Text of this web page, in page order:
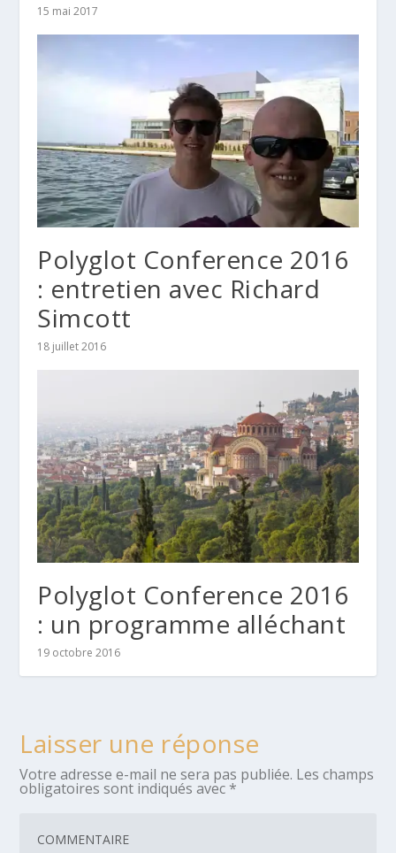
15 mai 2017
Polyglot Conference 2016
: entretien avec Richard
Simcott
18 juillet 2016
Polyglot Conference 2016
: un programme alléchant
19 octobre 2016
Laisser une réponse
Votre adresse e-mail ne sera pas publiée. Les champs
obligatoires sont indiqués avec *